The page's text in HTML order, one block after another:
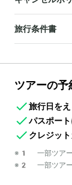
旅行条件書
ツアーの予
旅行日を
パスポー
クレジッ
※1 一部ツアー
※2 一部ツアー